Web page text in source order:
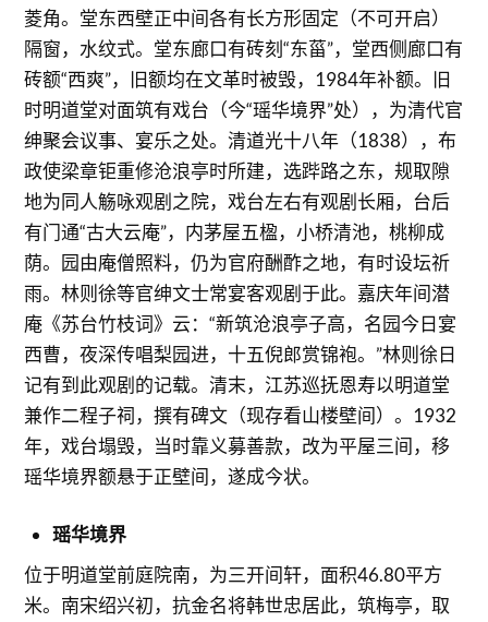
菱角。堂东西壁正中间各有长方形固定（不可开启）
隔窗，水纹式。堂东廊口有砖刻“东菑”，堂西侧廊口有
砖额“西爽”，旧额均在文革时被毁，1984年补额。旧
时明道堂对面筑有戏台（今“瑶华境界”处），为清代官
绅聚会议事、宴乐之处。清道光十八年（1838），布
政使梁章钜重修沧浪亭时所建，选跸路之东，规取隙
地为同人觞咏观剧之院，戏台左右有观剧长厢，台后
有门通“古大云庵”，内茅屋五楹，小桥清池，桃柳成
荫。园由庵僧照料，仍为官府酬酢之地，有时设坛祈
雨。林则徐等官绅文士常宴客观剧于此。嘉庆年间潜
庵《苏台竹枝词》云：“新筑沧浪亭子高，名园今日宴
西曹，夜深传唱梨园进，十五倪郎赏锦袍。”林则徐日
记有到此观剧的记载。清末，江苏巡抚恩寿以明道堂
兼作二程子祠，撰有碑文（现存看山楼壁间）。1932
年，戏台塌毁，当时靠义募善款，改为平屋三间，移
瑶华境界额悬于正壁间，遂成今状。
瑶华境界
位于明道堂前庭院南，为三开间轩，面积46.80平方
米。南宋绍兴初，抗金名将韩世忠居此，筑梅亭，取